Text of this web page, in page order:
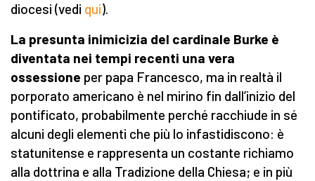
diocesi (vedi qui).
La presunta inimicizia del cardinale Burke è
diventata nei tempi recenti una vera
ossessione per papa Francesco, ma in realtà il
porporato americano è nel mirino fin dall’inizio del
pontificato, probabilmente perché racchiude in sé
alcuni degli elementi che più lo infastidiscono: è
statunitense e rappresenta un costante richiamo
alla dottrina e alla Tradizione della Chiesa; e in più